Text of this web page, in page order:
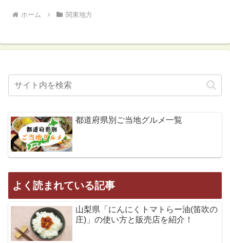
ホーム 関東地方
都道府県別ご当地グルメ一覧
よく読まれている記事
山梨県「にんにくトマトらー油(笛吹の
庄)」の使い方と販売店を紹介！